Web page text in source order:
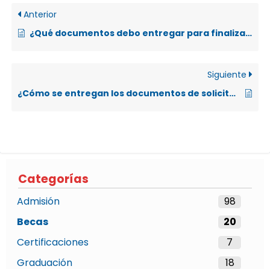
Categorías
Admisión
98
Becas
20
Certificaciones
7
Graduación
18
Anterior
¿Qué documentos debo entregar para finalizar el proceso de admisión a la UNA?
Siguiente
¿Cómo se entregan los documentos de solicitud de becas?